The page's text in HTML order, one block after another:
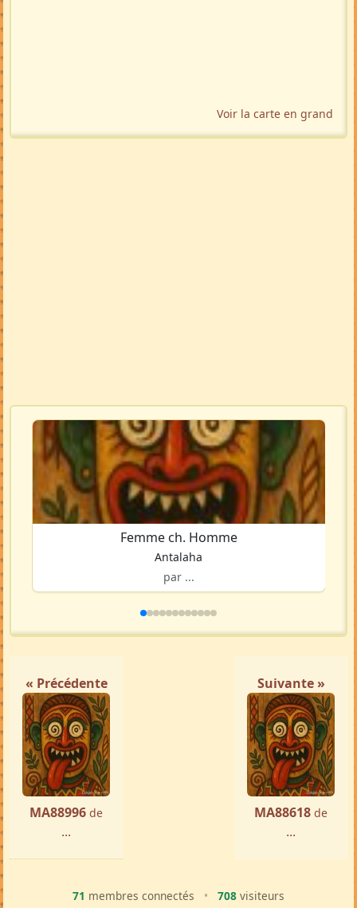
Voir la carte en grand
Femme ch. Homme
Antalaha
par ...
« Précédente
MA88996 de
...
Suivante »
MA88618 de
...
71 membres connectés • 708 visiteurs